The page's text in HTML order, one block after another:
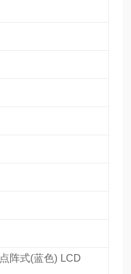
点阵式(蓝色) LCD